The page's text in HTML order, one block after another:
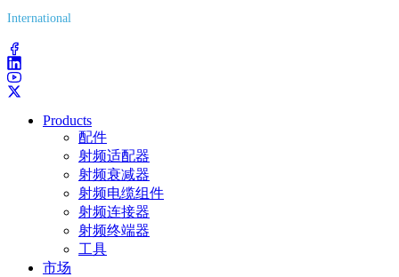
International
Products
配件
射频适配器
射频衰减器
射频电缆组件
射频连接器
射频终端器
工具
市场